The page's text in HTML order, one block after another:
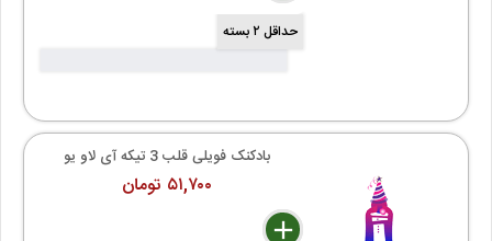
حداقل ۲ بسته
بادکنک فویلی قلب 3 تیکه آی لاو یو
۵۱,۷۰۰ تومان
delete
remove
add